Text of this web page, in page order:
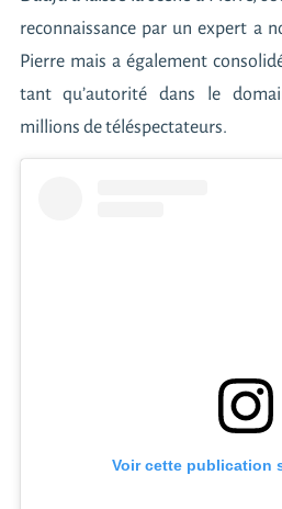
reconnaissance par un expert a
Pierre mais a également
tant qu’autorité dans le
millions de téléspectateurs.
Voir cette publication